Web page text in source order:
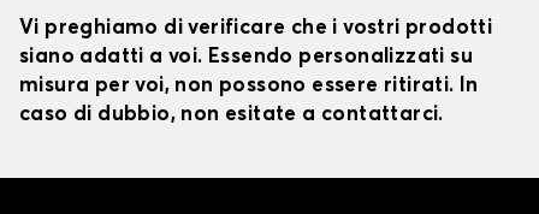
Vi preghiamo di verificare che i vostri prodotti
siano adatti a voi. Essendo personalizzati su
misura per voi, non possono essere ritirati. In
caso di dubbio, non esitate a contattarci.